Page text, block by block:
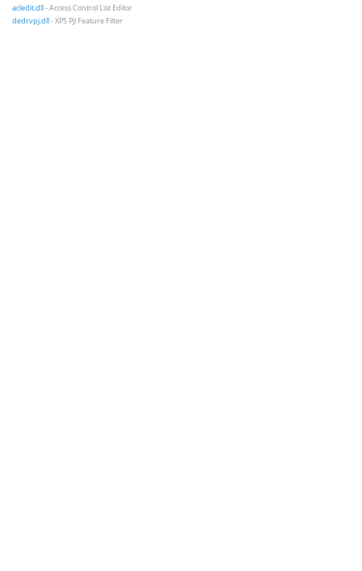
acledit.dll- Access Control List Editor
dedrvpj.dll- XPS Pjl Feature Filter